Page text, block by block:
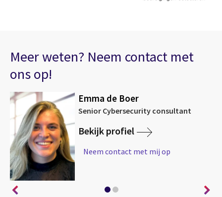
Meer weten? Neem contact met
ons op!
Emma de Boer
Senior Cybersecurity consultant
Bekijk profiel
Neem contact met mij op